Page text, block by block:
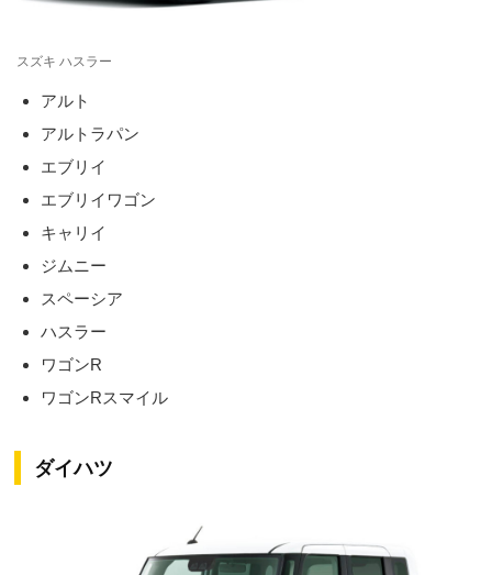
スズキ ハスラー
アルト
アルトラパン
エブリイ
エブリイワゴン
キャリイ
ジムニー
スペーシア
ハスラー
ワゴンR
ワゴンRスマイル
ダイハツ